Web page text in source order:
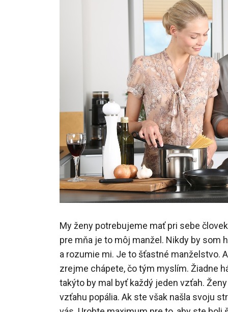
My ženy potrebujeme mať pri sebe
pre mňa je to môj manžel. Nikdy by som
a rozumie mi. Je to šťastné manželstvo.
zrejme chápete, čo tým myslím. Žiadne
takýto by mal byť každý jeden vzťah.
vzťahu popália. Ak ste však našla svoju